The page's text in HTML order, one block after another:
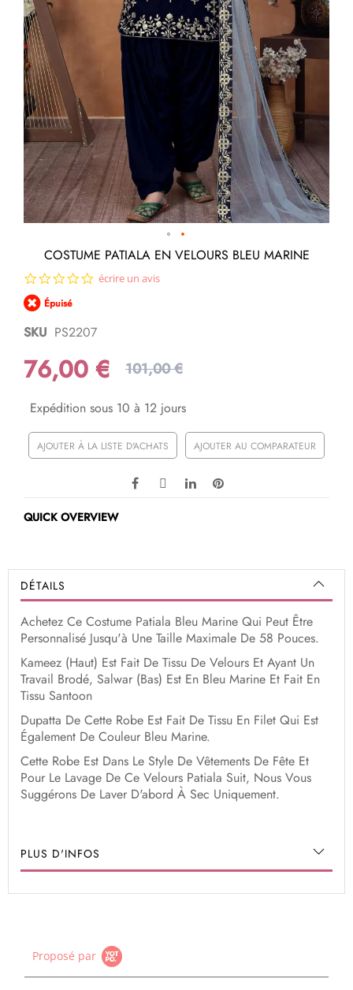
Passer
début
de
la
d’images
COSTUME PATIALA EN VELOURS BLEU MARINE
0.0
écrire un avis
Épuisé
SKU PS2207
76,00 € 101,00 €
Expédition sous 10 à 12 jours
AJOUTER À LA LISTE D'ACHATS AJOUTER AU COMPARATEUR
QUICK OVERVIEW
DÉTAILS
Achetez Ce Costume Patiala Bleu Marine Qui Peut Être
Personnalisé Jusqu'à Une Taille Maximale De 58 Pouces.
Kameez (Haut) Est Fait De Tissu De Velours Et Ayant Un
Travail Brodé, Salwar (Bas) Est En Bleu Marine Et Fait En
Tissu Santoon
Dupatta De Cette Robe Est Fait De Tissu En Filet Qui Est
Également De Couleur Bleu Marine.
Cette Robe Est Dans Le Style De Vêtements De Fête Et
Pour Le Lavage De Ce Velours Patiala Suit, Nous Vous
Suggérons De Laver D'abord À Sec Uniquement.
PLUS D'INFOS
Proposé par